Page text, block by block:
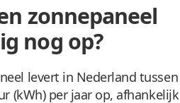
zonnepaneel
nog op?
levert in Nederland tussen
(kWh) per jaar op, afhankelijk